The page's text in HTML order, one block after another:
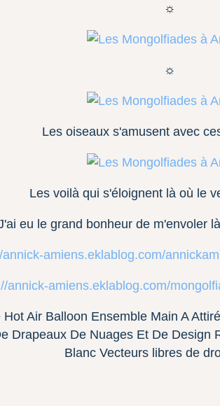
☼
☼
Les oiseaux s'amusent avec
Les voilà qui s'éloignent là où le
eu le grand bonheur de m'envoler
annick-amiens.eklablog.com/
annick-amiens.eklablog.com/